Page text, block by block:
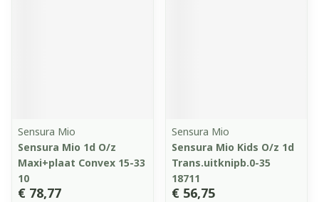
Sensura Mio
Sensura Mio 1d O/z
Maxi+plaat Convex 15-33
10
€ 78,77
Sensura Mio
Sensura Mio Kids O/z 1d
Trans.uitknipb.0-35
18711
€ 56,75